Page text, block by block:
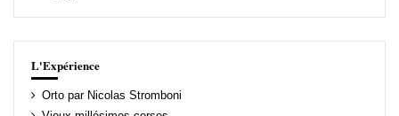
L'Expérience
Orto par Nicolas Stromboni